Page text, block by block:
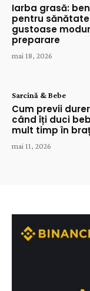
Iarba grasă:
pentru
gustoase
preparare
mai 18, 2026
Sarcină & Bebe
Cum previi
când îți duci
mult timp în
mai 11, 2026